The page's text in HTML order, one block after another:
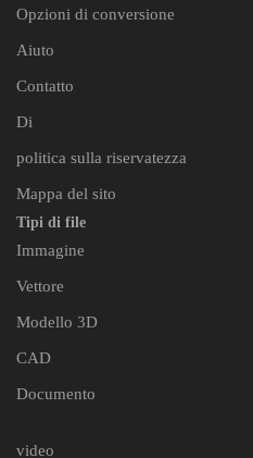
Opzioni di conversione
Aiuto
Contatto
Di
politica sulla riservatezza
Mappa del sito
Tipi di file
Immagine
Vettore
Modello 3D
CAD
Documento
video